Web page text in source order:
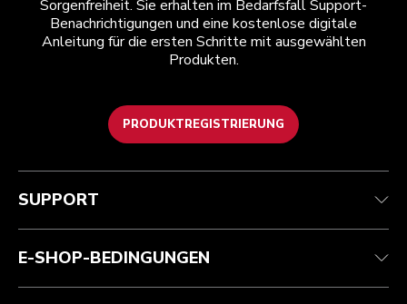
Sorgenfreiheit. Sie erhalten im Bedarfsfall Support-
Benachrichtigungen und eine kostenlose digitale
Anleitung für die ersten Schritte mit ausgewählten
Produkten.
PRODUKTREGISTRIERUNG
Kundenservice
Garantie und Dokumente
Kontaktieren Sie uns.
Teilnahmebedingungen
Rückgaben und Erstattungen
Impressum
ODR
Die Marke
Händlersuche
SUPPORT
E-SHOP-BEDINGUNGEN